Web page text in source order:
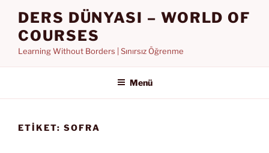
DERS DÜNYASI – WORLD OF
COURSES
Learning Without Borders | Sınırsız Öğrenme
Menü
ETIKET: SOFRA